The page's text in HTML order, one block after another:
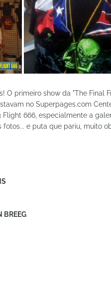
O primeiro show da "The Final
no Superpages.com
666, especialmente a
fotos... e puta que pariu, muito
BREEG